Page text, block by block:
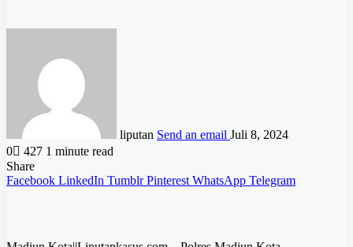
liputan Send an email Juli 8, 2024
0
427 1 minute read
Share
Facebook LinkedIn Tumblr Pinterest WhatsApp Telegram